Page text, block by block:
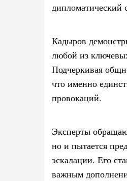
дипломатический
Кадыров
любой из
Подчеркивая
что именно
провокаций.
Эксперты
но и пытается
эскалации. Его
важным